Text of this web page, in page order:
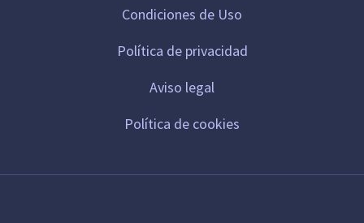
Condiciones de Uso
Política de privacidad
Aviso legal
Política de cookies